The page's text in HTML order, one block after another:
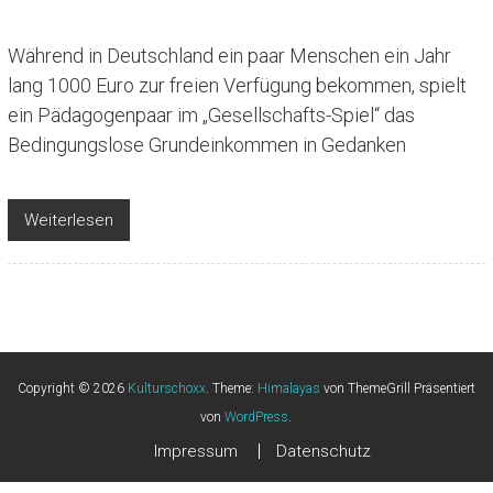
Während in Deutschland ein paar Menschen ein Jahr
lang 1000 Euro zur freien Verfügung bekommen, spielt
ein Pädagogenpaar im „Gesellschafts-Spiel“ das
Bedingungslose Grundeinkommen in Gedanken
Weiterlesen
Copyright © 2026 Kulturschoxx. Theme: Himalayas von ThemeGrill Präsentiert
vonWordPress.
Impressum Datenschutz